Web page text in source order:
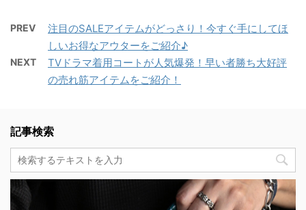
PREV
注目のSALEアイテムがどっさり！今すぐ手にしてほ
しいお得なアウターをご紹介♪
NEXT
TVドラマ着用コートが人気爆発！早い者勝ち大好評
の売れ筋アイテムをご紹介！
記事検索